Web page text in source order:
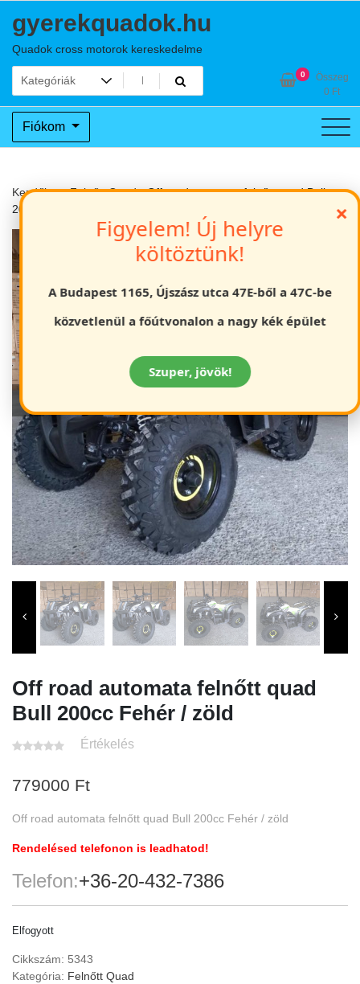
gyerekquadok.hu
Quadok cross motorok kereskedelme
0
Összeg
0 Ft
Fiókom
Kezdőlap Felnőtt Quad Off road automata felnőtt quad Bull
200cc Fehér / zöld
Off road automata felnőtt quad
Bull 200cc Fehér / zöld
Értékelés
779000 Ft
Off road automata felnőtt quad Bull 200cc Fehér / zöld
Rendelésed telefonon is leadhatod!
Telefon:+36-20-432-7386
Elfogyott
Cikkszám: 5343
Kategória: Felnőtt Quad
×
Figyelem! Új helyre
költöztünk!
A Budapest 1165, Újszász utca 47E-ből a 47C-be
közvetlenül a főútvonalon a nagy kék épület
Szuper, jövök!